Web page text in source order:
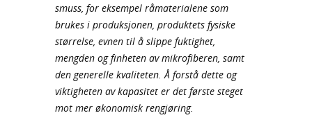
smuss, for eksempel råmaterialene som
brukes i produksjonen, produktets fysiske
størrelse, evnen til å slippe fuktighet,
mengden og finheten av mikrofiberen, samt
den generelle kvaliteten. Å forstå dette og
viktigheten av kapasitet er det første steget
mot mer økonomisk rengjøring.